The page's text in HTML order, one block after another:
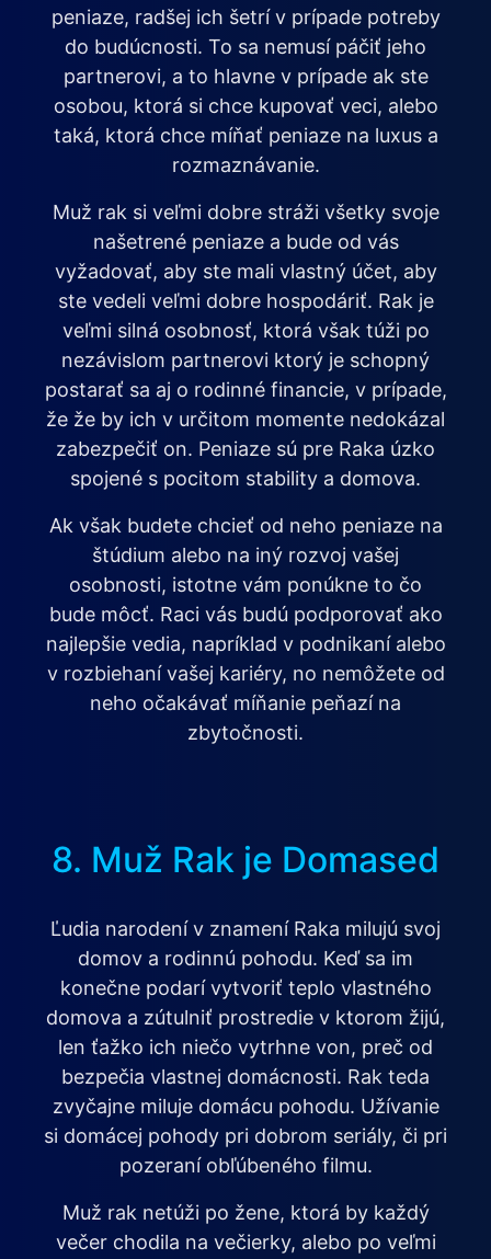
peniaze, radšej ich šetrí v prípade potreby
do budúcnosti. To sa nemusí páčiť jeho
partnerovi, a to hlavne v prípade ak ste
osobou, ktorá si chce kupovať veci, alebo
taká, ktorá chce míňať peniaze na luxus a
rozmaznávanie.
Muž rak si veľmi dobre stráži všetky svoje
našetrené peniaze a bude od vás
vyžadovať, aby ste mali vlastný účet, aby
ste vedeli veľmi dobre hospodáriť. Rak je
veľmi silná osobnosť, ktorá však túži po
nezávislom partnerovi ktorý je schopný
postarať sa aj o rodinné financie, v prípade,
že že by ich v určitom momente nedokázal
zabezpečiť on. Peniaze sú pre Raka úzko
spojené s pocitom stability a domova.
Ak však budete chcieť od neho peniaze na
štúdium alebo na iný rozvoj vašej
osobnosti, istotne vám ponúkne to čo
bude môcť. Raci vás budú podporovať ako
najlepšie vedia, napríklad v podnikaní alebo
v rozbiehaní vašej kariéry, no nemôžete od
neho očakávať míňanie peňazí na
zbytočnosti.
8. Muž Rak je Domased
Ľudia narodení v znamení Raka milujú svoj
domov a rodinnú pohodu. Keď sa im
konečne podarí vytvoriť teplo vlastného
domova a zútulniť prostredie v ktorom žijú,
len ťažko ich niečo vytrhne von, preč od
bezpečia vlastnej domácnosti. Rak teda
zvyčajne miluje domácu pohodu. Užívanie
si domácej pohody pri dobrom seriály, či pri
pozeraní obľúbeného filmu.
Muž rak netúži po žene, ktorá by každý
večer chodila na večierky, alebo po veľmi